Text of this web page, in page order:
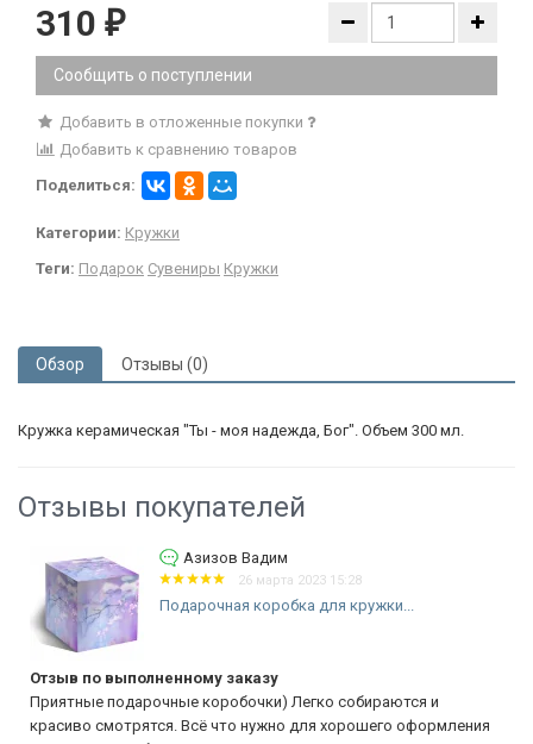
310 ₽
Сообщить о поступлении
Добавить в отложенные покупки
Добавить к сравнению товаров
Поделиться:
Категории: Кружки
Теги: Подарок Сувениры Кружки
Обзор Отзывы (0)
Кружка керамическая "Ты - моя надежда, Бог". Объем 300 мл.
Отзывы покупателей
Азизов Вадим
26 марта 2023 15:28
Подарочная коробка для кружки...
Отзыв по выполненному заказу
Приятные подарочные коробочки) Легко собираются и
красиво смотрятся. Всё что нужно для хорошего оформления